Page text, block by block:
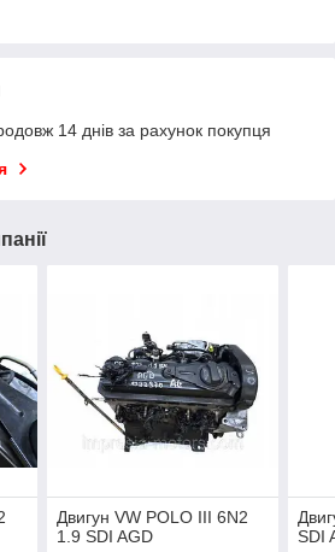
14 днів за рахунок покупця
Двигун VW POLO III 6N2
1.9 SDI AGD
SDI